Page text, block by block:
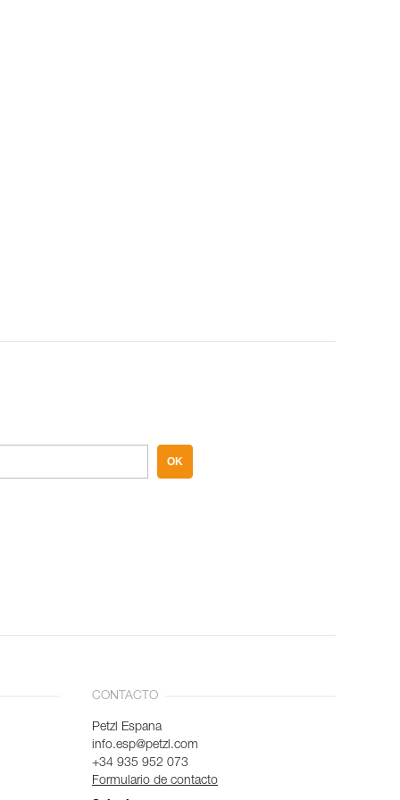
OK
CONTACTO
Petzl Espana
info.esp@petzl.com
+34 935 952 073
Formulario de contacto